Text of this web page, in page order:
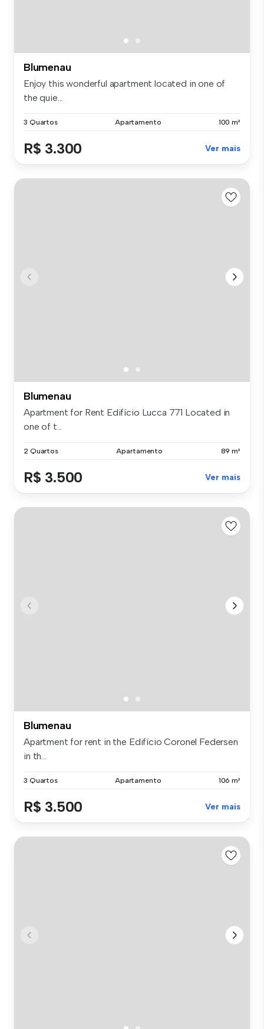
Blumenau
Enjoy this wonderful apartment located in one of
the quie...
3 Quartos Apartamento 100 m²
R$ 3.300 Ver mais
Blumenau
Apartment for Rent Edifício Lucca 771 Located in
one of t...
2 Quartos Apartamento 89 m²
R$ 3.500 Ver mais
Blumenau
Apartment for rent in the Edifício Coronel Federsen
in th...
3 Quartos Apartamento 106 m²
R$ 3.500 Ver mais